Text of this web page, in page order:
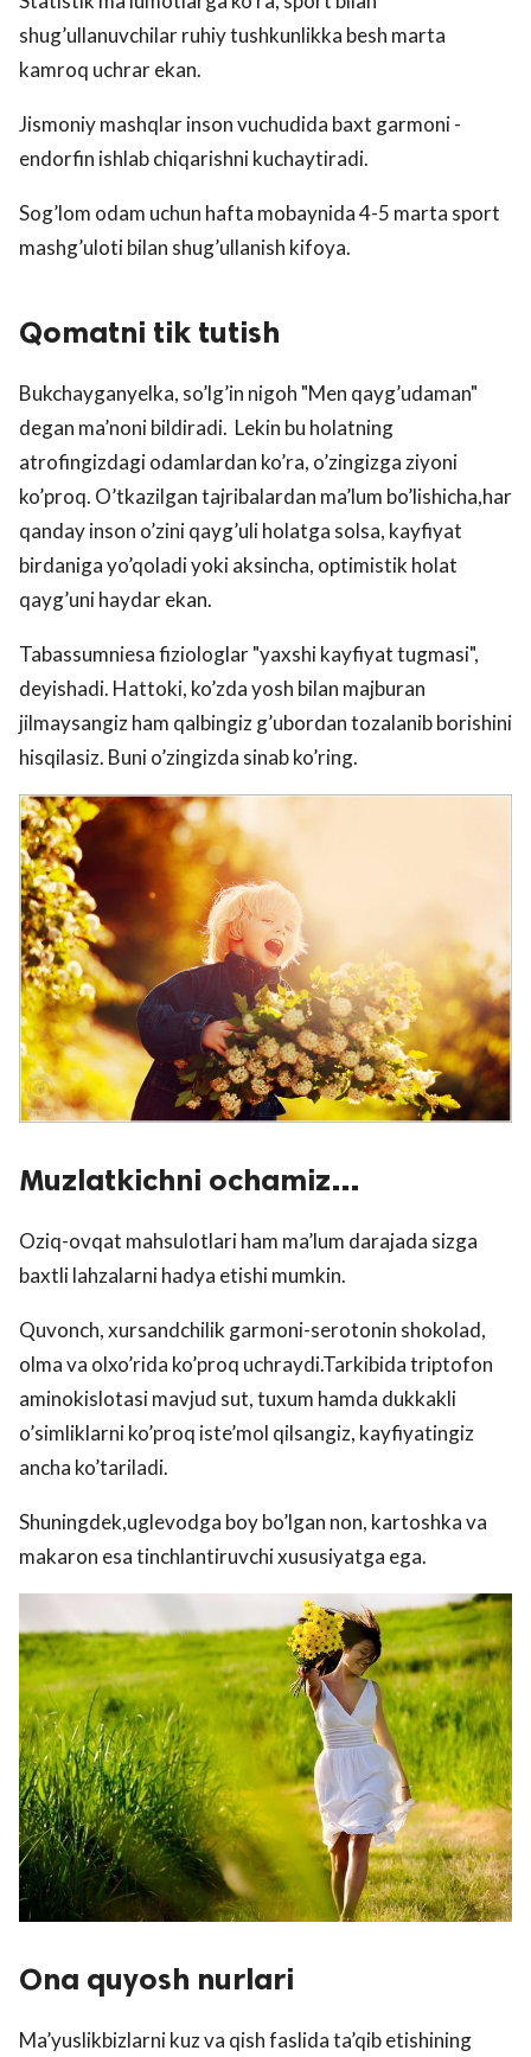
shug’ullanuvchilar ruhiy tushkunlikka besh marta
kamroq uchrar ekan.
Jismoniy mashqlar inson vuchudida baxt garmoni -
endorfin ishlab chiqarishni kuchaytiradi.
Sog’lom odam uchun hafta mobaynida 4-5 marta sport
mashg’uloti bilan shug’ullanish kifoya.
Qomatni tik tutish
Bukchayganyelka, so’lg’in nigoh "Men qayg’udaman"
degan ma’noni bildiradi. Lekin bu holatning
atrofingizdagi odamlardan ko’ra, o’zingizga ziyoni
ko’proq. O’tkazilgan tajribalardan ma’lum bo’lishicha,har
qanday inson o’zini qayg’uli holatga solsa, kayfiyat
birdaniga yo’qoladi yoki aksincha, optimistik holat
qayg’uni haydar ekan.
Tabassumniesa fiziologlar "yaxshi kayfiyat tugmasi",
deyishadi. Hattoki, ko’zda yosh bilan majburan
jilmaysangiz ham qalbingiz g’ubordan tozalanib borishini
hisqilasiz. Buni o’zingizda sinab ko’ring.
Muzlatkichni ochamiz…
Oziq-ovqat mahsulotlari ham ma’lum darajada sizga
baxtli lahzalarni hadya etishi mumkin.
Quvonch, xursandchilik garmoni-serotonin shokolad,
olma va olxo’rida ko’proq uchraydi.Tarkibida triptofon
aminokislotasi mavjud sut, tuxum hamda dukkakli
o’simliklarni ko’proq iste’mol qilsangiz, kayfiyatingiz
ancha ko’tariladi.
Shuningdek,uglevodga boy bo’lgan non, kartoshka va
makaron esa tinchlantiruvchi xususiyatga ega.
Ona quyosh nurlari
Ma’yuslikbizlarni kuz va qish faslida ta’qib etishining